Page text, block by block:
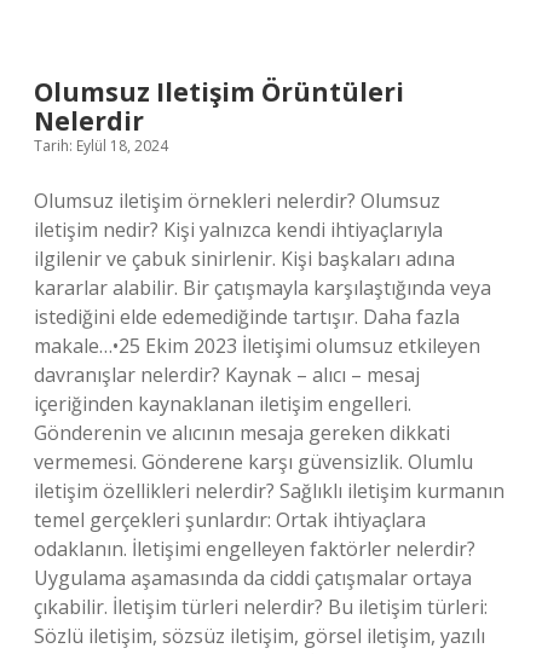
Olumsuz Iletişim Örüntüleri
Nelerdir
Tarih: Eylül 18, 2024
Olumsuz iletişim örnekleri nelerdir? Olumsuz
iletişim nedir? Kişi yalnızca kendi ihtiyaçlarıyla
ilgilenir ve çabuk sinirlenir. Kişi başkaları adına
kararlar alabilir. Bir çatışmayla karşılaştığında veya
istediğini elde edemediğinde tartışır. Daha fazla
makale…•25 Ekim 2023 İletişimi olumsuz etkileyen
davranışlar nelerdir? Kaynak – alıcı – mesaj
içeriğinden kaynaklanan iletişim engelleri.
Gönderenin ve alıcının mesaja gereken dikkati
vermemesi. Gönderene karşı güvensizlik. Olumlu
iletişim özellikleri nelerdir? Sağlıklı iletişim kurmanın
temel gerçekleri şunlardır: Ortak ihtiyaçlara
odaklanın. İletişimi engelleyen faktörler nelerdir?
Uygulama aşamasında da ciddi çatışmalar ortaya
çıkabilir. İletişim türleri nelerdir? Bu iletişim türleri:
Sözlü iletişim, sözsüz iletişim, görsel iletişim, yazılı